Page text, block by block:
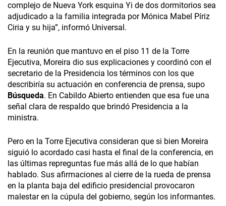
complejo de Nueva York esquina Yi de dos dormitorios sea
adjudicado a la familia integrada por Mónica Mabel Píriz
Ciria y su hija”, informó Universal.
En la reunión que mantuvo en el piso 11 de la Torre
Ejecutiva, Moreira dio sus explicaciones y coordinó con el
secretario de la Presidencia los términos con los que
describiría su actuación en conferencia de prensa, supo
Búsqueda. En Cabildo Abierto entienden que esa fue una
señal clara de respaldo que brindó Presidencia a la
ministra.
Pero en la Torre Ejecutiva consideran que si bien Moreira
siguió lo acordado casi hasta el final de la conferencia, en
las últimas repreguntas fue más allá de lo que habían
hablado. Sus afirmaciones al cierre de la rueda de prensa
en la planta baja del edificio presidencial provocaron
malestar en la cúpula del gobierno, según los informantes.